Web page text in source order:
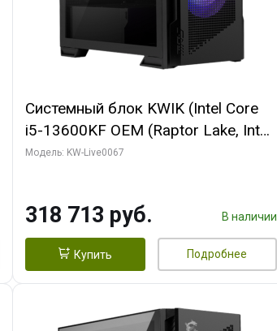
Системный блок KWIK (Intel Core
i5-13600KF OEM (Raptor Lake, Intel
7, C14 8EC/6PC/ 64 ГБ ОЗУ/ Palit
SSD)
Модель: KW-Live0067
318 713 руб. В наличии
Купить Подробнее